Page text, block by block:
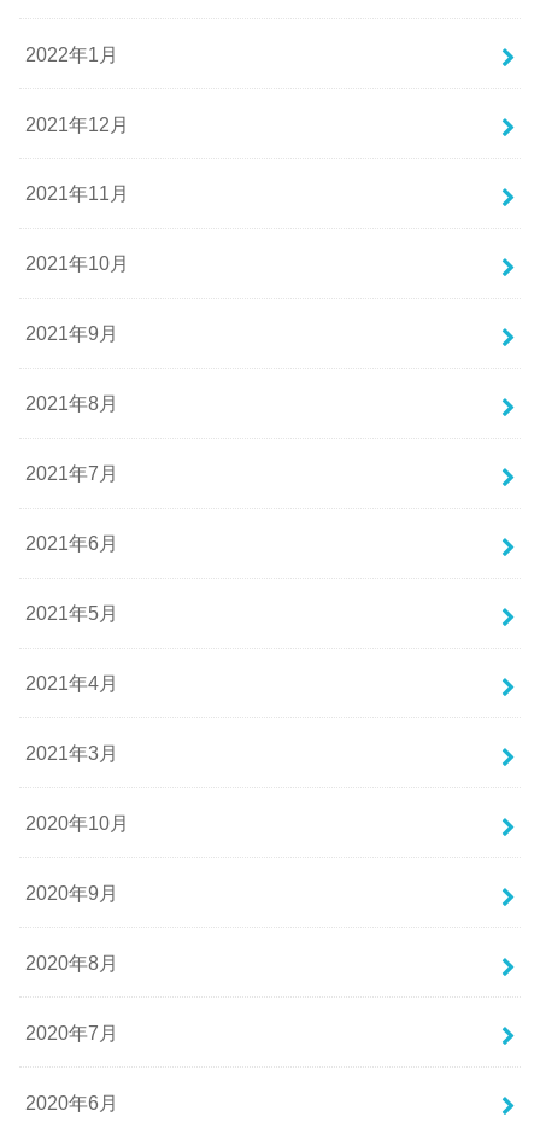
2022年1月
2021年12月
2021年11月
2021年10月
2021年9月
2021年8月
2021年7月
2021年6月
2021年5月
2021年4月
2021年3月
2020年10月
2020年9月
2020年8月
2020年7月
2020年6月